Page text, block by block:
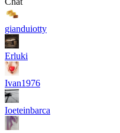
gianduiotty
Erluki
Ivan1976
Ioeteinbarca